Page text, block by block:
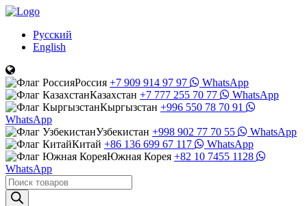
Русский
English
Россия +7 909 914 97 97
WhatsApp
Казахстан +7 777 255 70 77
WhatsApp
Кыргызстан +996 550 78 70 91
WhatsApp
Узбекистан +998 902 77 70 55
WhatsApp
Китай +86 136 699 67 117
WhatsApp
Южная Корея +82 10 7455 1128
WhatsApp
Поиск
товаров